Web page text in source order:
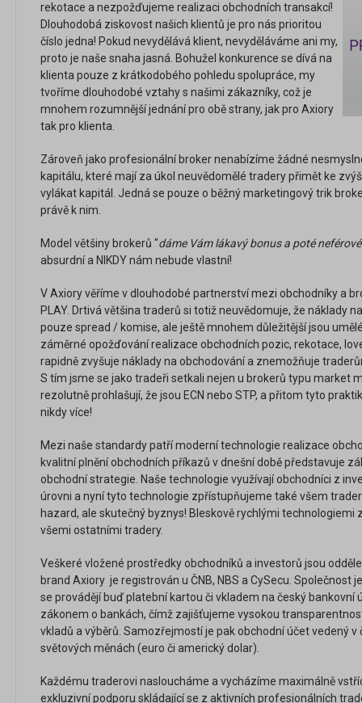
rekotace a nezpožďujeme realizaci obchodních transakcí!
Dlouhodobá ziskovost našich klientů je pro nás prioritou
číslo jedna! Pokud nevydělává klient, nevyděláváme ani my,
proto je naše snaha jasná. Bohužel konkurence se dívá na
klienta pouze z krátkodobého pohledu spolupráce, my
tvoříme dlouhodobé vztahy s našimi zákazníky, což je
mnohem rozumnější jednání pro obě strany, jak pro Axiory
tak pro klienta.
Zároveň jako profesionální broker nenabízíme žádné
kapitálu, které mají za úkol neuvědomělé tradery přimět ke
vylákat kapitál. Jedná se pouze o běžný marketingový trik
právě k nim.
Model většiny brokerů "dáme Vám lákavý bonus a poté
absurdní a NIKDY nám nebude vlastní!
V Axiory věříme v dlouhodobé partnerství mezi obchodníky a
PLAY. Drtivá většina traderů si totiž neuvědomuje, že náklady
pouze spread / komise, ale ještě mnohem důležitější jsou
záměrné opožďování realizace obchodních pozic, rekotace,
rapidně zvyšuje náklady na obchodování a znemožňuje
S tím jsme se jako tradeři setkali nejen u brokerů typu market
rezolutně prohlašují, že jsou ECN nebo STP, a přitom tyto
nikdy více!
Mezi naše standardy patří moderní technologie realizace
kvalitní plnění obchodních příkazů v dnešní době představuje
obchodní strategie. Naše technologie využívají obchodníci z
úrovni a nyní tyto technologie zpřístupňujeme také všem
hazard, ale skutečný byznys! Bleskově rychlými technologiemi
všemi ostatními tradery.
Veškeré vložené prostředky obchodníků a investorů jsou
brand Axiory je registrován u ČNB, NBS a CySecu. Společnost
se provádějí buď platební kartou či vkladem na český bankovní
zákonem o bankách, čímž zajišťujeme vysokou
vkladů a výběrů. Samozřejmostí je pak obchodní účet vedený v
světových měnách (euro či americký dolar).
Každému traderovi nasloucháme a vycházíme maximálně
exkluzivní podporu skládající se z aktivních profesionálních